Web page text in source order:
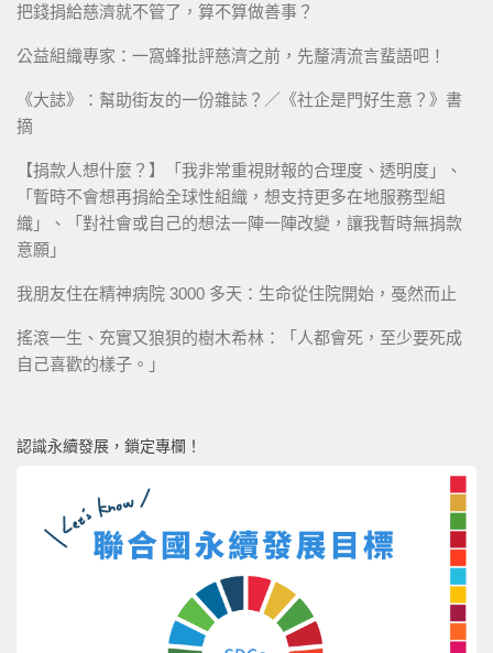
把錢捐給慈濟就不管了，算不算做善事？
公益組織專家：一窩蜂批評慈濟之前，先釐清流言蜚語吧！
《大誌》：幫助街友的一份雜誌？／《社企是門好生意？》書
摘
【捐款人想什麼？】「我非常重視財報的合理度、透明度」、
「暫時不會想再捐給全球性組織，想支持更多在地服務型組
織」、「對社會或自己的想法一陣一陣改變，讓我暫時無捐款
意願」
我朋友住在精神病院 3000 多天：生命從住院開始，戞然而止
搖滾一生、充實又狼狽的樹木希林：「人都會死，至少要死成
自己喜歡的樣子。」
認識永續發展，鎖定專欄！